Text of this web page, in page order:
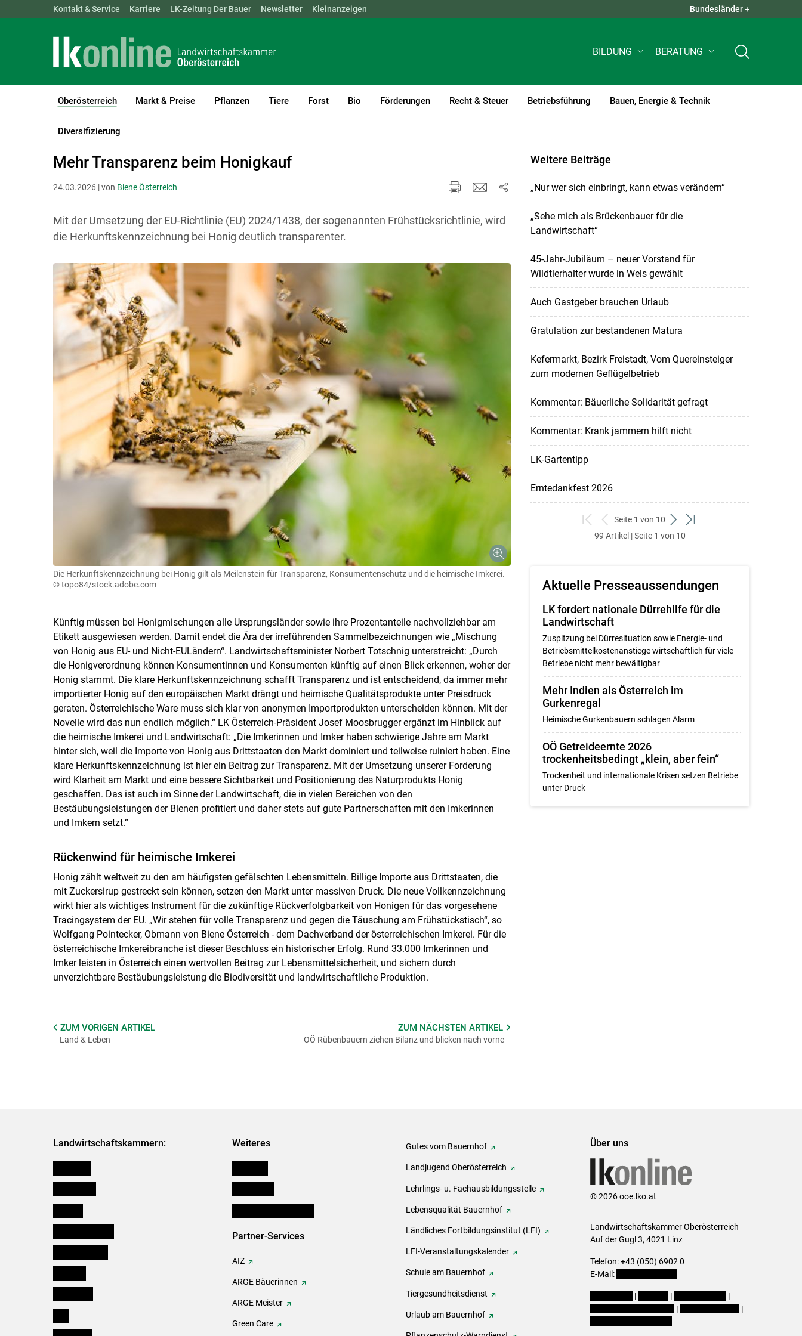
Skip to main content
Landwirtschaftskammern: ÖSTERREICH BGLD KTN NÖ OÖ SBG STMK QUICK LINKS +
Kontakt & Service Karriere LK-Zeitung Der Bauer Newsletter Kleinanzeigen Bundesländer +
BILDUNG BERATUNG
Oberösterreich
(current)1
Markt & Preise Pflanzen Tiere Forst Bio Förderungen Recht & Steuer Betriebsführung Bauen, Energie & Technik
Diversifizierung
LK Oberösterreich Oberösterreich
Mehr Transparenz beim Honigkauf
24.03.2026 | von Biene Österreich
Mit der Umsetzung der EU-Richtlinie (EU) 2024/1438, der sogenannten Frühstücksrichtlinie, wird
die Herkunftskennzeichnung bei Honig deutlich transparenter.
Die Herkunftskennzeichnung bei Honig gilt als Meilenstein für Transparenz, Konsumentenschutz und die heimische Imkerei.
© topo84/stock.adobe.com
Künftig müssen bei Honigmischungen alle Ursprungsländer sowie ihre Prozentanteile nachvollziehbar am
Etikett ausgewiesen werden. Damit endet die Ära der irreführenden Sammelbezeichnungen wie „Mischung
von Honig aus EU- und Nicht-EULändern“. Landwirtschaftsminister Norbert Totschnig unterstreicht: „Durch
die Honigverordnung können Konsumentinnen und Konsumenten künftig auf einen Blick erkennen, woher der
Honig stammt. Die klare Herkunftskennzeichnung schafft Transparenz und ist entscheidend, da immer mehr
importierter Honig auf den europäischen Markt drängt und heimische Qualitätsprodukte unter Preisdruck
geraten. Österreichische Ware muss sich klar von anonymen Importprodukten unterscheiden können. Mit der
Novelle wird das nun endlich möglich.“ LK Österreich-Präsident Josef Moosbrugger ergänzt im Hinblick auf
die heimische Imkerei und Landwirtschaft: „Die Imkerinnen und Imker haben schwierige Jahre am Markt
hinter sich, weil die Importe von Honig aus Drittstaaten den Markt dominiert und teilweise ruiniert haben. Eine
klare Herkunftskennzeichnung ist hier ein Beitrag zur Transparenz. Mit der Umsetzung unserer Forderung
wird Klarheit am Markt und eine bessere Sichtbarkeit und Positionierung des Naturprodukts Honig
geschaffen. Das ist auch im Sinne der Landwirtschaft, die in vielen Bereichen von den
Bestäubungsleistungen der Bienen profitiert und daher stets auf gute Partnerschaften mit den Imkerinnen
und Imkern setzt.“
Rückenwind für heimische Imkerei
Honig zählt weltweit zu den am häufigsten gefälschten Lebensmitteln. Billige Importe aus Drittstaaten, die
mit Zuckersirup gestreckt sein können, setzen den Markt unter massiven Druck. Die neue Vollkennzeichnung
wirkt hier als wichtiges Instrument für die zukünftige Rückverfolgbarkeit von Honigen für das vorgesehene
Tracingsystem der EU. „Wir stehen für volle Transparenz und gegen die Täuschung am Frühstückstisch“, so
Wolfgang Pointecker, Obmann von Biene Österreich - dem Dachverband der österreichischen Imkerei. Für die
österreichische Imkereibranche ist dieser Beschluss ein historischer Erfolg. Rund 33.000 Imkerinnen und
Imker leisten in Österreich einen wertvollen Beitrag zur Lebensmittelsicherheit, und sichern durch
unverzichtbare Bestäubungsleistung die Biodiversität und landwirtschaftliche Produktion.
ZUM VORIGEN ARTIKEL
Land & Leben
ZUM NÄCHSTENARTIKEL
OÖ Rübenbauern ziehen Bilanz und blicken nach vorne
Weitere Beiträge
„Nur wer sich einbringt, kann etwas verändern“
„Sehe mich als Brückenbauer für die
Landwirtschaft“
45-Jahr-Jubiläum – neuer Vorstand für
Wildtierhalter wurde in Wels gewählt
Auch Gastgeber brauchen Urlaub
Gratulation zur bestandenen Matura
Kefermarkt, Bezirk Freistadt, Vom Quereinsteiger
zum modernen Geflügelbetrieb
Kommentar: Bäuerliche Solidarität gefragt
Kommentar: Krank jammern hilft nicht
LK-Gartentipp
Erntedankfest 2026
zum
ersten
zurück
zum
Seite 1 von 10
weiter
zum
zum
99 Artikel | Seite 1 von 10
Aktuelle Presseaussendungen
LK fordert nationale Dürrehilfe für die
Landwirtschaft
Zuspitzung bei Dürresituation sowie Energie- und
Betriebsmittelkostenanstiege wirtschaftlich für viele
Betriebe nicht mehr bewältigbar
Mehr Indien als Österreich im
Gurkenregal
Heimische Gurkenbauern schlagen Alarm
OÖ Getreideernte 2026
trockenheitsbedingt „klein, aber fein“
Trockenheit und internationale Krisen setzen Betriebe
unter Druck
Landwirtschaftskammern: Weiteres
Partner-Services
AIZ
ARGE Bäuerinnen
ARGE Meister
Green Care
Gutes vom Bauernhof
Landjugend Oberösterreich
Lehrlings- u. Fachausbildungsstelle
Lebensqualität Bauernhof
Ländliches Fortbildungsinstitut (LFI)
LFI-Veranstaltungskalender
Schule am Bauernhof
Tiergesundheitsdienst
Urlaub am Bauernhof
Über uns
© 2026 ooe.lko.at
Landwirtschaftskammer Oberösterreich
Auf der Gugl 3, 4021 Linz
Telefon: +43 (050) 6902 0
E-Mail:
| |
|
|
|